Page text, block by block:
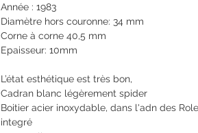
Année : 1983
Diamètre hors couronne: 34 mm
Corne à corne 40,5 mm
Epaisseur: 10mm
L’état esthétique est très bon,
Cadran blanc légèrement spider
Boitier acier inoxydable, dans l'adn des
integré